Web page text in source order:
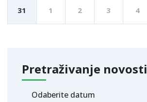
31 1 2 3 4
Pretraživanje novosti
Odaberite datum